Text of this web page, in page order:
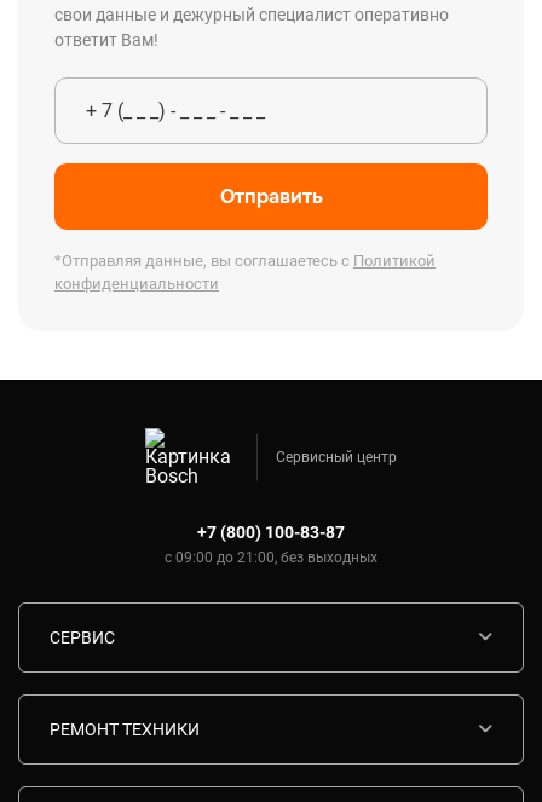
свои данные и дежурный специалист оперативно
ответит Вам!
Отправить
*Отправляя данные, вы соглашаетесь с Политикой
конфиденциальности
Сервисный центр
+7 (800) 100-83-87
с 09:00 до 21:00, без выходных
СЕРВИС
Комплектующие
РЕМОНТ ТЕХНИКИ